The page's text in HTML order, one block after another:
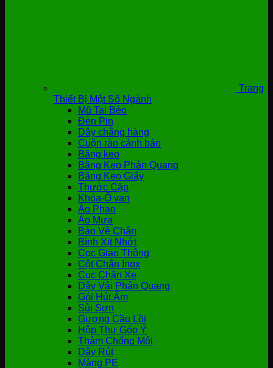
Trang
Thiết Bị Một Số Ngành
Mũ Tai Bèo
Đèn Pin
Dây chằng hàng
Cuộn rào cảnh báo
Băng keo
Băng Keo Phản Quang
Băng Keo Giấy
Thước Cặp
Khóa-Ổ van
Áo Phao
Áo Mưa
Bảo Vệ Chân
Bình Xịt Nhớt
Cọc Giao Thông
Cột Chắn Inox
Cục Chặn Xe
Dây Vải Phản Quang
Gói Hút Ẩm
Sủi Sơn
Gương Cầu Lồi
Hộp Thư Góp Ý
Thảm Chống Mỏi
Dây Rút
Màng PE